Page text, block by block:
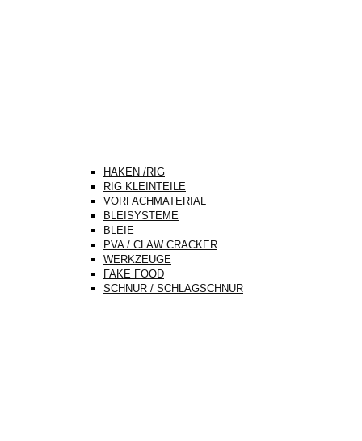
HAKEN /RIG
RIG KLEINTEILE
VORFACHMATERIAL
BLEISYSTEME
BLEIE
PVA / CLAW CRACKER
WERKZEUGE
FAKE FOOD
SCHNUR / SCHLAGSCHNUR